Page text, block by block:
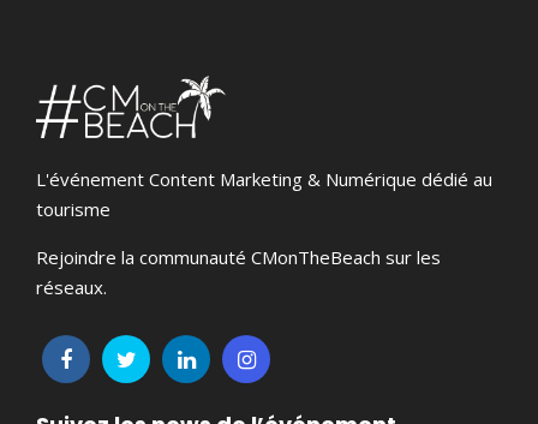
L'événement Content Marketing & Numérique dédié au
tourisme
Rejoindre la communauté CMonTheBeach sur les
réseaux.